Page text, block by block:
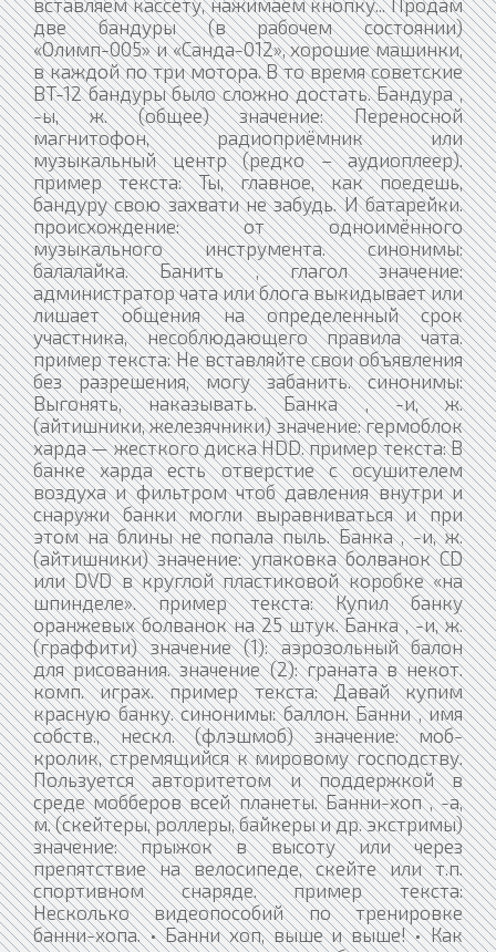
две бандуры (в рабочем состоянии)
«Олимп-005» и «Санда-012», хорошие машинки,
в каждой по три мотора. В то время советские
BT-12 бандуры было сложно достать. Бандура ,
-ы, ж. (общее) значение: Переносной
магнитофон, радиоприёмник или
музыкальный центр (редко – аудиоплеер).
пример текста: Ты, главное, как поедешь,
бандуру свою захвати не забудь. И батарейки.
происхождение: от одноимённого
музыкального инструмента. синонимы:
балалайка. Банить , глагол значение:
администратор чата или блога выкидывает или
лишает общения на определенный срок
участника, несоблюдающего правила чата.
пример текста: Не вставляйте свои объявления
без разрешения, могу забанить. синонимы:
Выгонять, наказывать. Банка , -и, ж.
(айтишники, железячники) значение: гермоблок
харда — жесткого диска HDD. пример текста: В
банке харда есть отверстие с осушителем
воздуха и фильтром чтоб давления внутри и
снаружи банки могли выравниваться и при
этом на блины не попала пыль. Банка , -и, ж.
(айтишники) значение: упаковка болванок СD
или DVD в круглой пластиковой коробке «на
шпинделе». пример текста: Купил банку
оранжевых болванок на 25 штук. Банка , -и, ж.
(граффити) значение (1): аэрозольный балон
для рисования. значение (2): граната в некот.
комп. играх. пример текста: Давай купим
красную банку. синонимы: баллон. Банни , имя
собств., нескл. (флэшмоб) значение: моб-
кролик, стремящийся к мировому господству.
Пользуется авторитетом и поддержкой в
среде мобберов всей планеты. Банни-хоп , -а,
м. (скейтеры, роллеры, байкеры и др. экстримы)
значение: прыжок в высоту или через
препятствие на велосипеде, скейте или т.п.
спортивном снаряде. пример текста:
Несколько видеопособий по тренировке
банни-хопа. • Банни хоп, выше и выше! • Как